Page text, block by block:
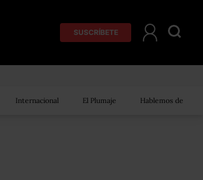
SUSCRÍBETE
Internacional El Plumaje Hablemos de